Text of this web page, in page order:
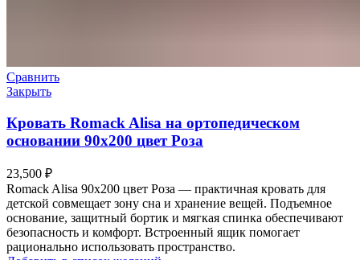
Сравнить
Закрыть
Кровать Romack Alisa на ортопедическом
основании 90х200 цвет Роза
23,500 ₽
Romack Alisa 90х200 цвет Роза — практичная кровать для
детской совмещает зону сна и хранение вещей. Подъемное
основание, защитный бортик и мягкая спинка обеспечивают
безопасность и комфорт. Встроенный ящик помогает
рационально использовать пространство.